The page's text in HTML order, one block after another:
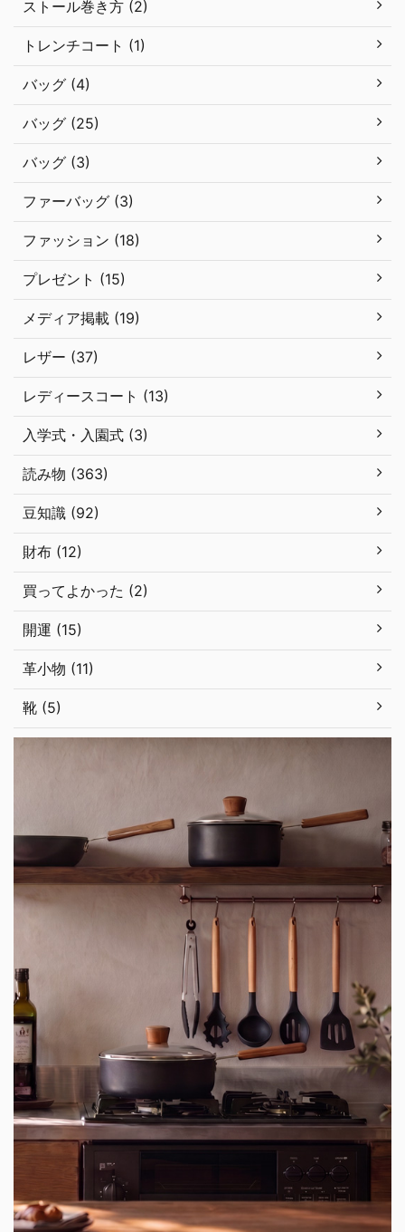
ストール巻き方 (2)
トレンチコート (1)
バッグ (4)
バッグ (25)
バッグ (3)
ファーバッグ (3)
ファッション (18)
プレゼント (15)
メディア掲載 (19)
レザー (37)
レディースコート (13)
入学式・入園式 (3)
読み物 (363)
豆知識 (92)
財布 (12)
買ってよかった (2)
開運 (15)
革小物 (11)
靴 (5)